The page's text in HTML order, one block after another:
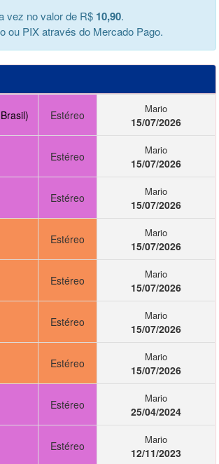
vez no valor de R$ 10,90.
ou PIX através do Mercado Pago.
Estéreo Mario
15/07/2026
Estéreo Mario
15/07/2026
Estéreo Mario
15/07/2026
Estéreo Mario
15/07/2026
Estéreo Mario
15/07/2026
Estéreo Mario
15/07/2026
Estéreo Mario
15/07/2026
Estéreo Mario
25/04/2024
Estéreo Mario
12/11/2023